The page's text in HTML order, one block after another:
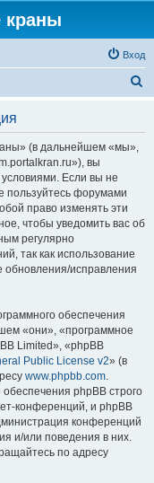
краны
Вход
(в дальнейшем «мы»,
вы
Если вы не
пользуйтесь форумами
право изменять эти
чтобы уведомить вас об
регулярно
так как использование
исправления
обеспечения
«они», «программное
Limited», «phpBB
Public License v2» (в
www.phpbb.com.
phpBB строго
конференций, и phpBB
конференций
и/или поведения в них.
по адресу